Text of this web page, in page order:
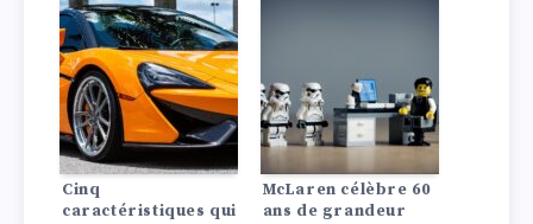
Cinq
caractéristiques qui
McLaren célèbre 60
ans de grandeur